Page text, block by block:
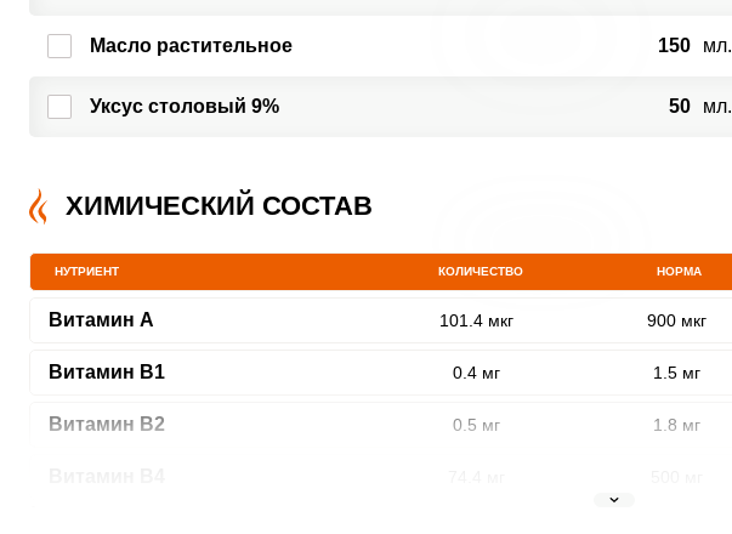
Масло растительное 150 мл.
Уксус столовый 9% 50 мл.
ХИМИЧЕСКИЙ СОСТАВ
НУТРИЕНТ КОЛИЧЕСТВО НОРМА
Витамин A 101.4 мкг 900 мкг
Витамин В1 0.4 мг 1.5 мг
Витамин В2 0.5 мг 1.8 мг